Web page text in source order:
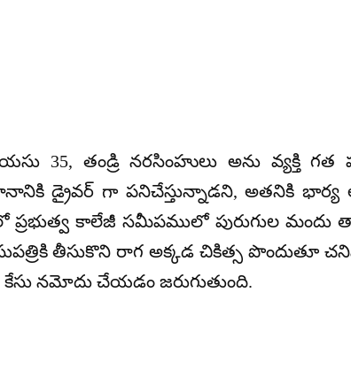
35, తండ్రి నరసింహులు అను వ్యక్తి గత
డ్రైవర్ గా పనిచేస్తున్నాడని, అతనికి
కాలేజీ సమీపములో పురుగుల మందు
తీసుకొని రాగ అక్కడ చికిత్స పొందుతూ
నమోదు చేయడం జరుగుతుంది.